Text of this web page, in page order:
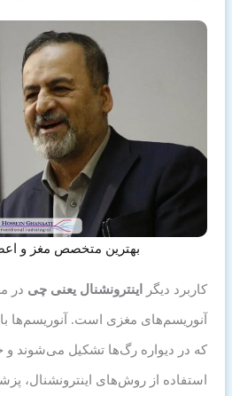
بهترین متخصص مغز و
کاربرد دیگر اینترونشنال یعنی چی در
آنوریسم‌های مغزی است. آنوریسم‌ها
که در دیواره رگ‌ها تشکیل می‌شوند و
استفاده از روش‌های اینترونشنال،